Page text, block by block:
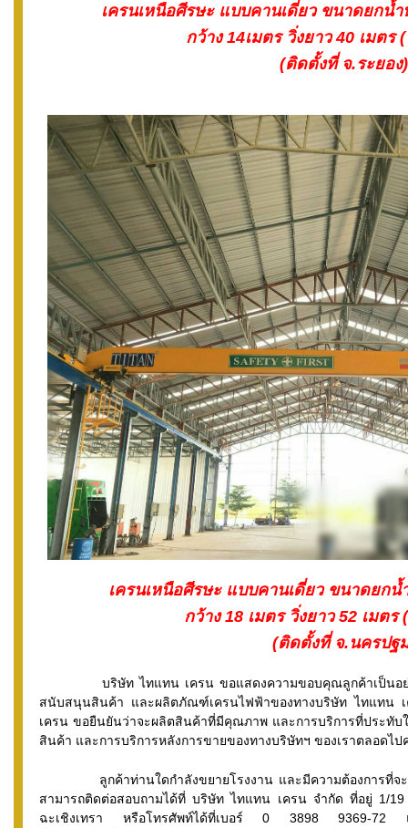
เครนเหนือศีรษะ แบบคานเดี่ยว ขนาดยกน้ำ
กว้าง 14เมตร วิ่งยาว 40 เมตร
(ติดตั้งที่ จ.ระยอง)
เครนเหนือศีรษะ แบบคานเดี่ยว ขนาดยก
กว้าง 18 เมตร วิ่งยาว 52 เมตร
(ติดตั้งที่ จ.นครปฐ
บริษัท ไทแทน เครน ขอแสดงความขอบคุณลูกค้าเป็นอ
สนับสนุนสินค้า และผลิตภัณฑ์เครนไฟฟ้าของทางบริษัท ไทแทน
เครน ขอยืนยันว่าจะผลิตสินค้าที่มีคุณภาพ และการบริการที่ประทับ
สินค้า และการบริการหลังการขายของทางบริษัทฯ ของเราตลอดไป
ลูกค้าท่านใดกำลังขยายโรงงาน และมีความต้องการที่
สามารถติดต่อสอบถามได้ที่ บริษัท ไทแทน เครน จำกัด ที่อยู่ 1/
ฉะเชิงเทรา หรือโทรศัพท์ได้ที่เบอร์ 0 3898 9369-